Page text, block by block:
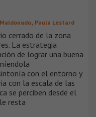
, Paula Lestard
cerrado de la zona
La estrategia
de lograr una buena
con el entorno y
con la escala de las
se perciben desde el
resta